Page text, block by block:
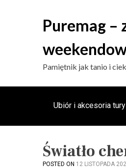
o
e
Puremag –
Pamiętnik jak tanio i
Ubiór i akcesoria
Światło
POSTED ON 12 LISTOPADA